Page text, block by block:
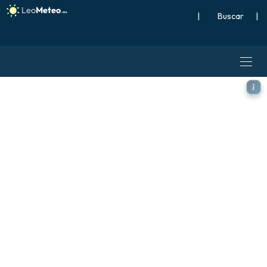
| |
ECMWF IFS 0.25° modelo